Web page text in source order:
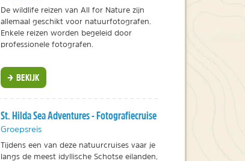
De wildlife reizen van All for Nature zijn
allemaal geschikt voor natuurfotografen.
Enkele reizen worden begeleid door
professionele fotografen.
BEKIJK
St. Hilda Sea Adventures - Fotografiecruise
Groepsreis
Tijdens een van deze natuurcruises vaar je
langs de meest idyllische Schotse eilanden,